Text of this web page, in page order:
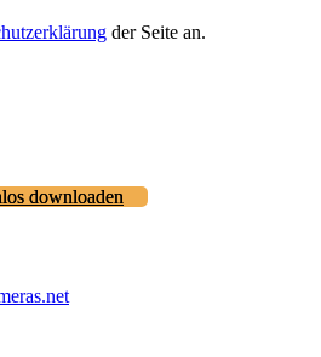
der Seite an.
downloaden